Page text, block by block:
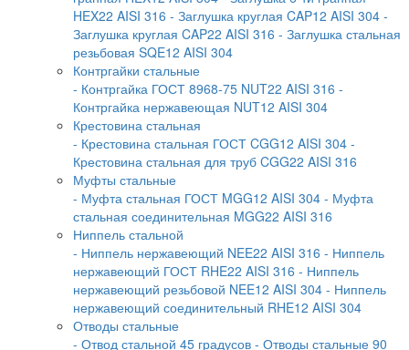
HEX22 AISI 316 - Заглушка круглая CAP12 AISI 304 -
Заглушка круглая CAP22 AISI 316 - Заглушка стальная
резьбовая SQE12 AISI 304
Контргайки стальные
- Контргайка ГОСТ 8968-75 NUT22 AISI 316 -
Контргайка нержавеющая NUT12 AISI 304
Крестовина стальная
- Крестовина стальная ГОСТ CGG12 AISI 304 -
Крестовина стальная для труб CGG22 AISI 316
Муфты стальные
- Муфта стальная ГОСТ MGG12 AISI 304 - Муфта
стальная соединительная MGG22 AISI 316
Ниппель стальной
- Ниппель нержавеющий NEE22 AISI 316 - Ниппель
нержавеющий ГОСТ RHE22 AISI 316 - Ниппель
нержавеющий резьбовой NEE12 AISI 304 - Ниппель
нержавеющий соединительный RHE12 AISI 304
Отводы стальные
- Отвод стальной 45 градусов - Отводы стальные 90